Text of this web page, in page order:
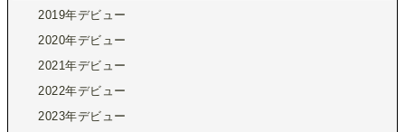
2019年デビュー
2020年デビュー
2021年デビュー
2022年デビュー
2023年デビュー